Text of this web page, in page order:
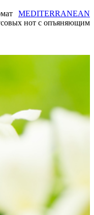
MEDITERRANEAN
нот с опъяняющим